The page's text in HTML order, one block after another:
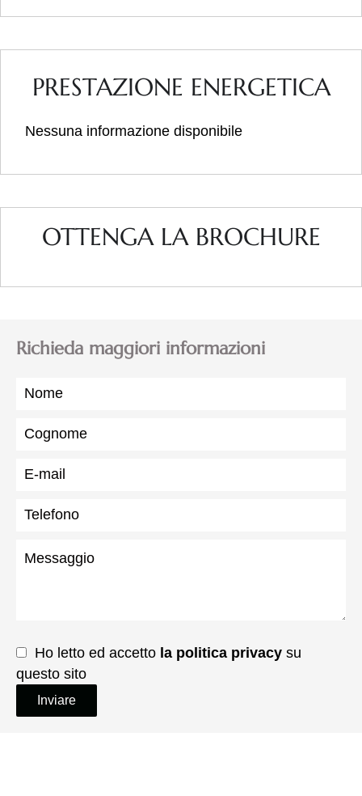
PRESTAZIONE ENERGETICA
Nessuna informazione disponibile
OTTENGA LA BROCHURE
Richieda maggiori informazioni
Ho letto ed accetto la politica privacy su
questo sito
Inviare